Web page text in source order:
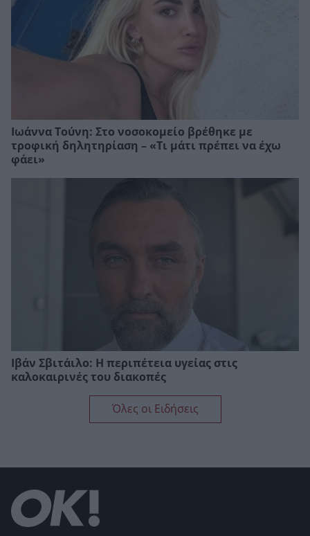
Ιωάννα Τούνη: Στο νοσοκομείο βρέθηκε με
τροφική δηλητηρίαση – «Τι μάτι πρέπει να έχω
φάει»
Ιβάν Σβιτάιλο: Η περιπέτεια υγείας στις
καλοκαιρινές του διακοπές
Όλες οι Ειδήσεις